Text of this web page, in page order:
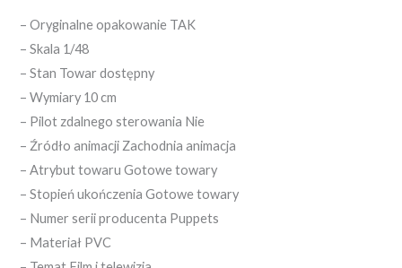
– Oryginalne opakowanie TAK
– Skala 1/48
– Stan Towar dostępny
– Wymiary 10 cm
– Pilot zdalnego sterowania Nie
– Źródło animacji Zachodnia animacja
– Atrybut towaru Gotowe towary
– Stopień ukończenia Gotowe towary
– Numer serii producenta Puppets
– Materiał PVC